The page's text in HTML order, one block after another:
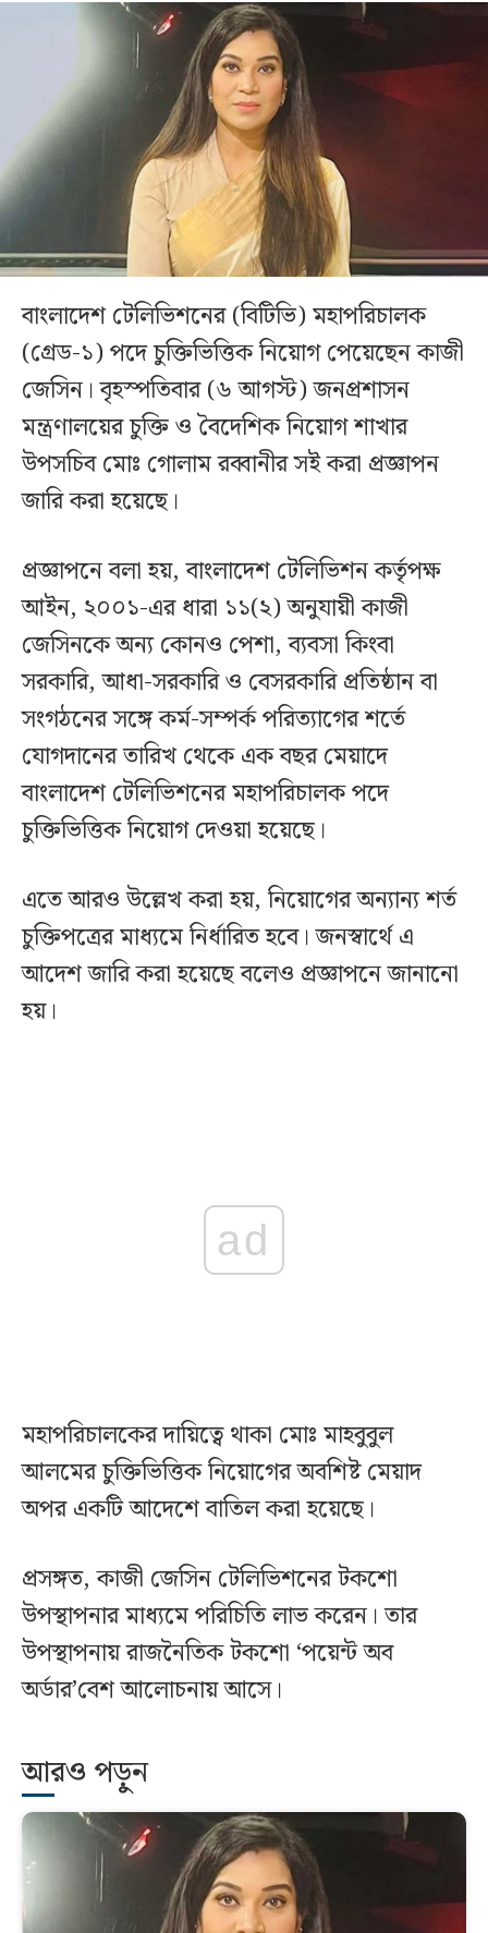
বাংলাদেশ টেলিভিশনের (বিটিভি) মহাপরিচালক
(গ্রেড-১) পদে চুক্তিভিত্তিক নিয়োগ পেয়েছেন কাজী
জেসিন। বৃহস্পতিবার (৬ আগস্ট) জনপ্রশাসন
মন্ত্রণালয়ের চুক্তি ও বৈদেশিক নিয়োগ শাখার
উপসচিব মোঃ গোলাম রব্বানীর সই করা প্রজ্ঞাপন
জারি করা হয়েছে।
প্রজ্ঞাপনে বলা হয়, বাংলাদেশ টেলিভিশন কর্তৃপক্ষ
আইন, ২০০১-এর ধারা ১১(২) অনুযায়ী কাজী
জেসিনকে অন্য কোনও পেশা, ব্যবসা কিংবা
সরকারি, আধা-সরকারি ও বেসরকারি প্রতিষ্ঠান বা
সংগঠনের সঙ্গে কর্ম-সম্পর্ক পরিত্যাগের শর্তে
যোগদানের তারিখ থেকে এক বছর মেয়াদে
বাংলাদেশ টেলিভিশনের মহাপরিচালক পদে
চুক্তিভিত্তিক নিয়োগ দেওয়া হয়েছে।
এতে আরও উল্লেখ করা হয়, নিয়োগের অন্যান্য শর্ত
চুক্তিপত্রের মাধ্যমে নির্ধারিত হবে। জনস্বার্থে এ
আদেশ জারি করা হয়েছে বলেও প্রজ্ঞাপনে জানানো
হয়।
ad
মহাপরিচালকের দায়িত্বে থাকা মোঃ মাহবুবুল
আলমের চুক্তিভিত্তিক নিয়োগের অবশিষ্ট মেয়াদ
অপর একটি আদেশে বাতিল করা হয়েছে।
প্রসঙ্গত, কাজী জেসিন টেলিভিশনের টকশো
উপস্থাপনার মাধ্যমে পরিচিতি লাভ করেন। তার
উপস্থাপনায় রাজনৈতিক টকশো ‘পয়েন্ট অব
অর্ডার’বেশ আলোচনায় আসে।
আরও পড়ুন